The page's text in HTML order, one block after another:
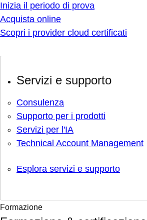
Inizia il periodo di prova
Acquista online
Scopri i provider cloud certificati
Servizi e supporto
Consulenza
Supporto per i prodotti
Servizi per l'IA
Technical Account Management
Esplora servizi e supporto
Formazione